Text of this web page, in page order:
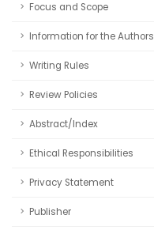
Focus and Scope
Information for the Authors
Writing Rules
Review Policies
Abstract/Index
Ethical Responsibilities
Privacy Statement
Publisher